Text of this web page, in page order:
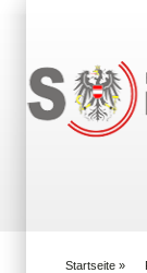
Startseite »